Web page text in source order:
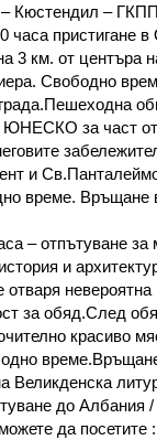
Кюстендил –
пристигане в
3 км. от центъра
Свободно
ЮНЕСКО за част
и
време. Връщане
– отпътуване
и
за обяд.След
красиво
Великденска
до Албания
да посетите